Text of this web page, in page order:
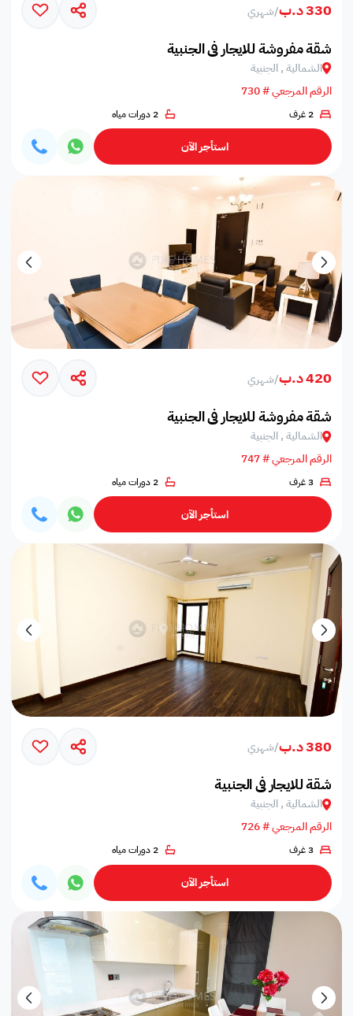
330 د.ب /شهري
شقة مفروشة للايجار في الجنبية
الشمالية , الجنبية
الرقم المرجعي # 730
2 غرف 2 دورات مياه
استأجر الآن
420 د.ب /شهري
شقة مفروشة للايجار في الجنبية
الشمالية , الجنبية
الرقم المرجعي # 747
3 غرف 2 دورات مياه
استأجر الآن
380 د.ب /شهري
شقة للايجار في الجنبية
الشمالية , الجنبية
الرقم المرجعي # 726
3 غرف 2 دورات مياه
استأجر الآن